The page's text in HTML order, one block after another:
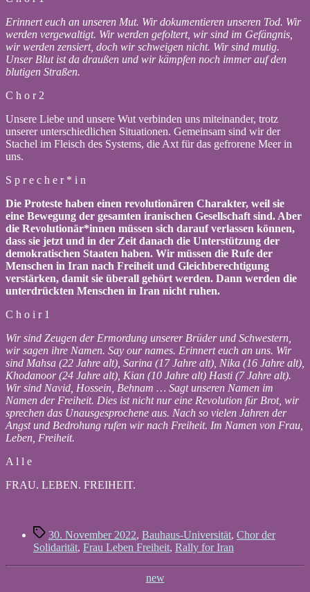
Erinnert euch an unseren Mut. Wir dokumentieren unseren Tod. Wir
werden vergewaltigt. Wir werden gefoltert, wir sind im Gefängnis,
wir werden zensiert, doch wir schweigen nicht. Wir sind mutig.
Unser Blut ist da draußen und wir kämpfen noch immer auf den
blutigen Straßen.
C h o r 2
Unsere Liebe und unsere Wut verbinden uns miteinander, trotz
unserer unterschiedlichen Situationen. Gemeinsam sind wir der
Stachel im Fleisch des Systems, die Axt für das gefrorene Meer in
uns.
S p r e c h e r * i n
Die Proteste haben einen revolutionären Charakter, weil sie
eine Bewegung der gesamten iranischen Gesellschaft sind. Aber
die Revolutionär*innen müssen sich darauf verlassen können,
dass sie jetzt und in der Zeit danach die Unterstützung der
demokratischen Staaten haben. Wir müssen die Rufe der
Menschen in Iran nach Freiheit und Gleichberechtigung
verstärken, damit sie überall gehört werden. Dann werden die
unterdrückten Menschen in Iran nicht ruhen.
C h o i r 1
Wir sind Zeugen der Ermordung unserer Brüder und Schwestern,
wir sagen ihre Namen. Say our names. Erinnert euch an uns. Wir
sind Mahsa (22 Jahre alt), Sarina (17 Jahre alt), Nika (16 Jahre alt),
Khodanoor (24 Jahre alt), Kian (10 Jahre alt) Hasti (7 Jahre alt).
Wir sind Navid, Hossein, Behnam … Sagt unseren Namen im
Namen der Freiheit. Dies ist nicht nur eine Revolution für Brot, wir
sprechen das Unausgesprochene aus. Nach so vielen Jahren der
Angst und Bedrohung rufen wir nach Freiheit. Im Namen von Frau,
Leben, Freiheit.
A l l e
FRAU. LEBEN. FREIHEIT.
Tags30. November 2022, Bauhaus-Universität, Chor der
Solidarität, Frau Leben Freiheit, Rally for Iran
Categories
new